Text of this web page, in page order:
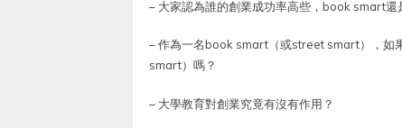
– 大家認為誰的創業成功率高些，book smart
– 作為一名book smart（或street smart），
smart）嗎？
– 大學教育對創業究竟有沒有作用？